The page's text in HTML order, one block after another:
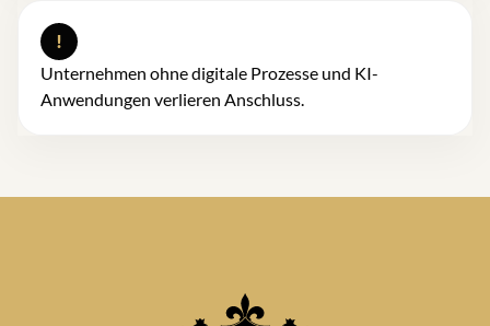
!
Unternehmen ohne digitale Prozesse und KI-
Anwendungen verlieren Anschluss.